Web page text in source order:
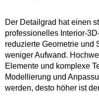
Der Detailgrad hat einen
professionelles Interior-
reduzierte Geometrie und
weniger Aufwand.
Elemente und komplexe
Modellierung und
werden, desto höher ist